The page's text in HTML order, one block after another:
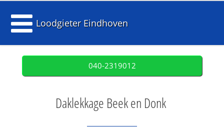
Loodgieter Eindhoven
040-2319012
Daklekkage Beek en Donk